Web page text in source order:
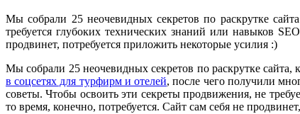
Мы собрали 25 неочевидных секретов по раскрутке
требуется глубоких технических знаний или навыков
продвинет, потребуется приложить некоторые усилия :)
Мы собрали 25 неочевидных секретов по раскрутке
в соцсетях для турфирм и отелей, после чего получили
советы. Чтобы освоить эти секреты продвижения, не
то время, конечно, потребуется. Сайт сам себя не